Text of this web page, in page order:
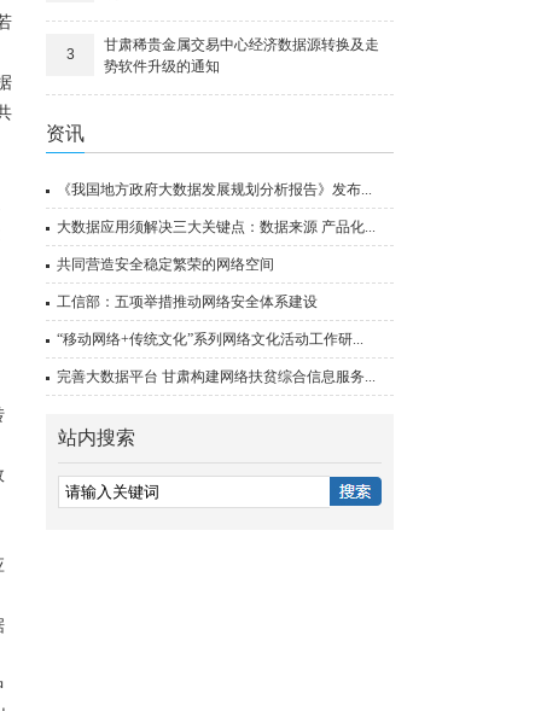
3
甘肃稀贵金属交易中心经济数据源转换及走
势软件升级的通知
资讯
《我国地方政府大数据发展规划分析报告》发布...
大数据应用须解决三大关键点：数据来源 产品化...
共同营造安全稳定繁荣的网络空间
工信部：五项举措推动网络安全体系建设
“移动网络+传统文化”系列网络文化活动工作研...
完善大数据平台 甘肃构建网络扶贫综合信息服务...
站内搜索